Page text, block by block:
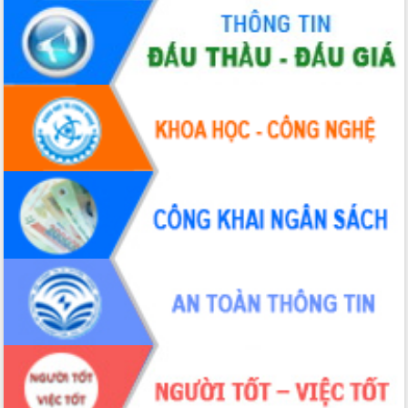
Hội thảo khoa học “Giải pháp thúc đẩy
phát triển nền kinh tế xanh tại tỉnh
Đắk Lắk”
Tăng cường giám sát, đôn đốc thực
hiện nhiệm vụ quản lý tài sản công
hàng tuần
Tháo gỡ những vướng mắc, đẩy mạnh
công tác cải cách thủ tục hành chính
tại Trung tâm Phục vụ hành chính
công tỉnh
Đắk Lắk: Tôn vinh 46 giải pháp tại Hội
thi Sáng tạo Kỹ thuật 2024 - 2025
Đắk Lắk rà soát, điều chỉnh Đề án 190
về phát triển nuôi trồng thủy sản
Phó Chủ tịch UBND tỉnh Đắk Lắk
Trương Công Thái kiểm tra thực địa
Dự án cao tốc Khánh Hòa - Buôn Ma
Thuột
Định vị cà phê Việt Nam như một “di
sản sống” trong dòng chảy toàn cầu